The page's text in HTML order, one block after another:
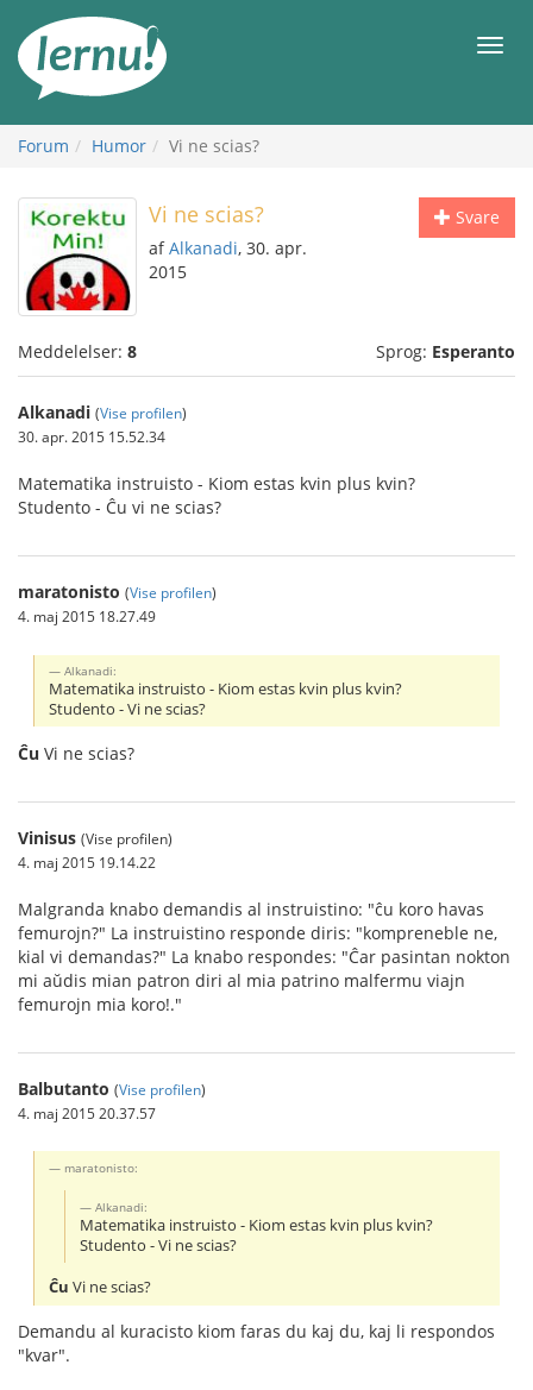
indholdet
Forum Humor Vi ne scias?
Svare
Vi ne scias?
afAlkanadi, 30. apr.
2015
Meddelelser: 8 Sprog: Esperanto
Alkanadi (Vise profilen)
30. apr. 2015 15.52.34
Matematika instruisto - Kiom estas kvin plus kvin?
Studento - Ĉu vi ne scias?
maratonisto (Vise profilen)
4. maj 2015 18.27.49
Alkanadi:
Matematika instruisto - Kiom estas kvin plus kvin?
Studento - Vi ne scias?
Ĉu Vi ne scias?
Vinisus (Vise profilen)
4. maj 2015 19.14.22
Malgranda knabo demandis al instruistino: "ĉu koro havas
femurojn?" La instruistino responde diris: "kompreneble ne,
kial vi demandas?" La knabo respondes: "Ĉar pasintan nokton
mi aŭdis mian patron diri al mia patrino malfermu viajn
femurojn mia koro!."
Balbutanto (Vise profilen)
4. maj 2015 20.37.57
maratonisto:
Alkanadi:
Matematika instruisto - Kiom estas kvin plus kvin?
Studento - Vi ne scias?
Ĉu Vi ne scias?
Demandu al kuracisto kiom faras du kaj du, kaj li respondos
"kvar".